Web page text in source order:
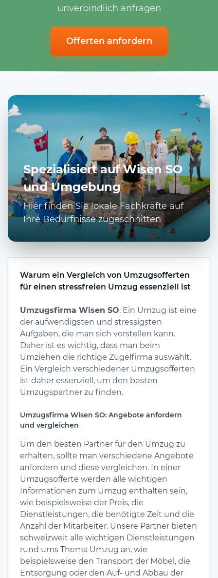
unverbindlich anfragen
Offerten anfordern
Spezialisiert auf Wisen SO
und Umgebung
Hier finden Sie lokale Fachkräfte auf
Ihre Bedürfnisse zugeschnitten
Warum ein Vergleich von Umzugsofferten
für einen stressfreien Umzug essenziell ist
Umzugsfirma Wisen SO: Ein Umzug ist eine
der aufwendigsten und stressigsten
Aufgaben, die man sich vorstellen kann.
Daher ist es wichtig, dass man beim
Umziehen die richtige Zügelfirma auswählt.
Ein Vergleich verschiedener Umzugsofferten
ist daher essenziell, um den besten
Umzugspartner zu finden.
Umzugsfirma Wisen SO: Angebote anfordern
und vergleichen
Um den besten Partner für den Umzug zu
erhalten, sollte man verschiedene Angebote
anfordern und diese vergleichen. In einer
Umzugsofferte werden alle wichtigen
Informationen zum Umzug enthalten sein,
wie beispielsweise der Preis, die
Dienstleistungen, die benötigte Zeit und die
Anzahl der Mitarbeiter. Unsere Partner bieten
schweizweit alle wichtigen Dienstleistungen
rund ums Thema Umzug an, wie
beispielsweise den Transport der Möbel, die
Entsorgung oder den Auf- und Abbau der